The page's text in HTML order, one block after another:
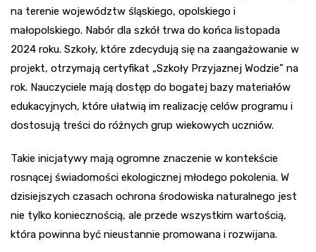
na terenie województw śląskiego, opolskiego i
małopolskiego. Nabór dla szkół trwa do końca listopada
2024 roku. Szkoły, które zdecydują się na zaangażowanie w
projekt, otrzymają certyfikat „Szkoły Przyjaznej Wodzie” na
rok. Nauczyciele mają dostęp do bogatej bazy materiałów
edukacyjnych, które ułatwią im realizację celów programu i
dostosują treści do różnych grup wiekowych uczniów.
Takie inicjatywy mają ogromne znaczenie w kontekście
rosnącej świadomości ekologicznej młodego pokolenia. W
dzisiejszych czasach ochrona środowiska naturalnego jest
nie tylko koniecznością, ale przede wszystkim wartością,
która powinna być nieustannie promowana i rozwijana.